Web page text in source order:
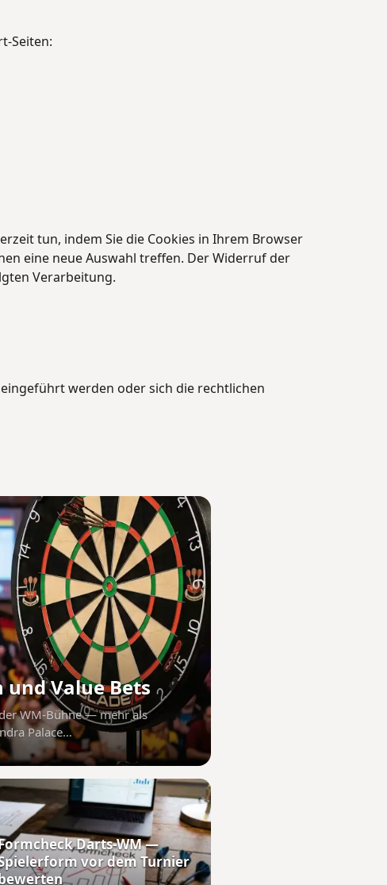
Seiten:
tun, indem Sie die Cookies in Ihrem Browser
eine neue Auswahl treffen. Der Widerruf der
Verarbeitung.
werden oder sich die rechtlichen
Value Bets
WM-Bühne — mehr als
Palace…
Darts-WM —
vor dem Turnier